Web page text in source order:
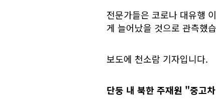
전문가들은 코로나 대유행
게 늘어났을 것으로 관측했
보도에 천소람 기자입니다.
단둥 내 북한 주재원 "중고